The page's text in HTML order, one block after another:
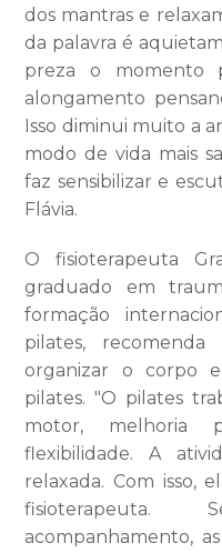
dos mantras e
da palavra é
preza o momento
alongamento
Isso diminui muito a
modo de vida mais
faz sensibilizar e
Flávia.
O fisioterapeuta
graduado em
formação
pilates,
organizar o corpo
pilates. "O pilates
motor, melhoria
flexibilidade. A
relaxada. Com isso,
acompanhamento,